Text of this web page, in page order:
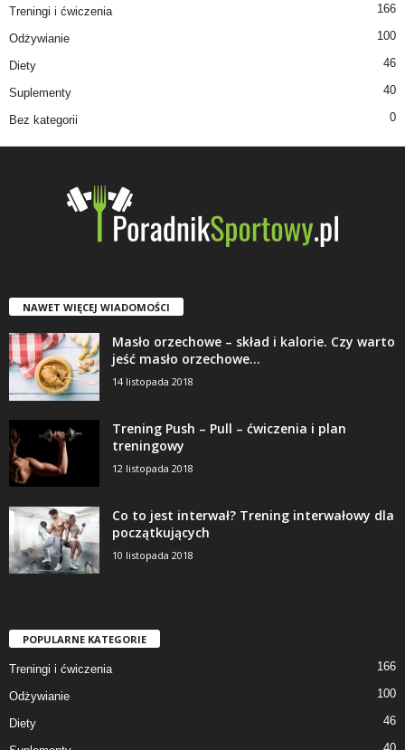
Treningi i ćwiczenia 166
Odżywianie 100
Diety 46
Suplementy 40
Bez kategorii 0
NAWET WIĘCEJ WIADOMOŚCI
Masło orzechowe – skład i kalorie. Czy warto
jeść masło orzechowe...
14 listopada 2018
Trening Push – Pull – ćwiczenia i plan
treningowy
12 listopada 2018
Co to jest interwał? Trening interwałowy dla
początkujących
10 listopada 2018
POPULARNE KATEGORIE
Treningi i ćwiczenia 166
Odżywianie 100
Diety 46